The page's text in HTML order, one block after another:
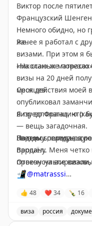
приключение!
Акции«Самолет
«Дискотека с
малая часть того,
ожидание рейса
незабываемым и
➡️Листайте
некоторые отзывы
Мы искренне
продолжать
#Внуково
#аэропортдлядетей
#семья
#Ваэропортукакдома
Виктор после
Французский
Немного обидно, но
же.
Николаю же повезло
визы на 20 дней
месяцев.
Я предполагал, что
— вещь загадочная.
Поэтому передаю
прошёл.
Ранее я работал с
визами. При этом я
«На ссаных
Срок действия моей
опубликовал
визу во Францию
Звезды сошлись, я
Вардану. Меня
услуг не
аванс (после
визовый центр).
Надеюсь,
Отвечу на все
📲 @matrasssi
Stay tuned!
Подписаться на
👍 48 ❤ 34 🍾 16
виза россия